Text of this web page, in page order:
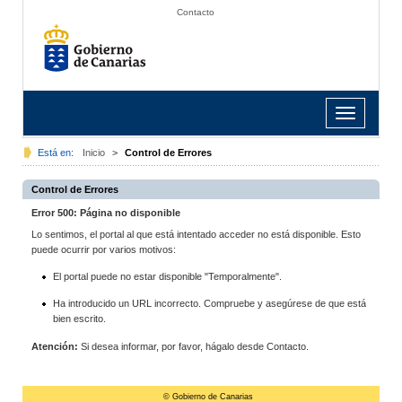
Contacto
Toggle
navigation
Está en: Inicio > Control de Errores
Control de Errores
Error 500: Página no disponible
Lo sentimos, el portal al que está intentado acceder no está disponible. Esto
puede ocurrir por varios motivos:
El portal puede no estar disponible "Temporalmente".
Ha introducido un URL incorrecto. Compruebe y asegúrese de que está
bien escrito.
Atención: Si desea informar, por favor, hágalo desde Contacto.
© Gobierno de Canarias